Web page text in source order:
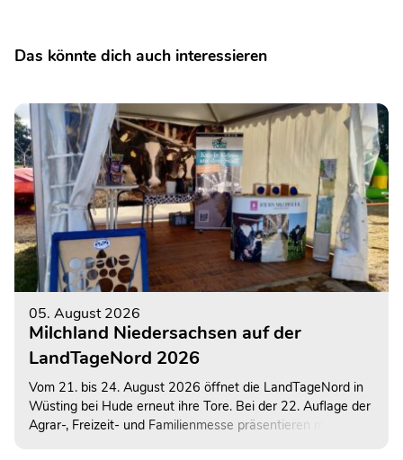
Das könnte dich auch interessieren
05. August 2026
Milchland Niedersachsen auf der
LandTageNord 2026
Vom 21. bis 24. August 2026 öffnet die LandTageNord in
Wüsting bei Hude erneut ihre Tore. Bei der 22. Auflage der
Agrar-, Freizeit- und Familienmesse präsentieren mehr als